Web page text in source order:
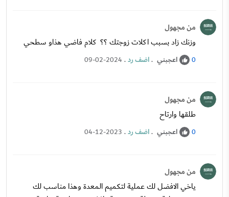
من مجهول
وزنك زاد بسبب اكلات زوجتك ؟؟ كلام فاضي هذاو سطحي
0 اعجبني .اضف رد.
09-02-2024
من مجهول
طلقها وارتاح
0 اعجبني .اضف رد.
04-12-2023
من مجهول
ياخي الافضل لك عملية لتكميم المعدة وهذا مناسب لك